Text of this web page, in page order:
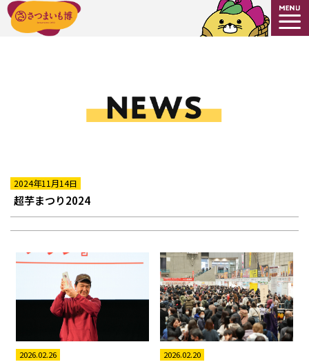
2024年11月14日
超芋まつり2024
2026.02.26 2026.02.20